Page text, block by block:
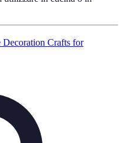
Decoration Crafts for